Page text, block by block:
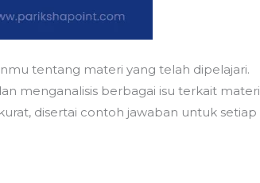
tentang materi yang telah dipelajari.
menganalisis berbagai isu terkait materi
disertai contoh jawaban untuk setiap